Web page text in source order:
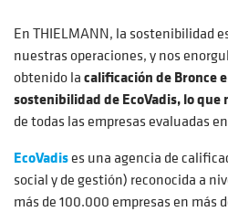
En THIELMANN, la sostenibilidad
nuestras operaciones, y nos
obtenido lacalificación de Bronce
sostenibilidad de EcoVadis, lo
de todas las empresas evaluadas
EcoVadises una agencia de
social y de gestión) reconocida a
más de 100.000 empresas en más